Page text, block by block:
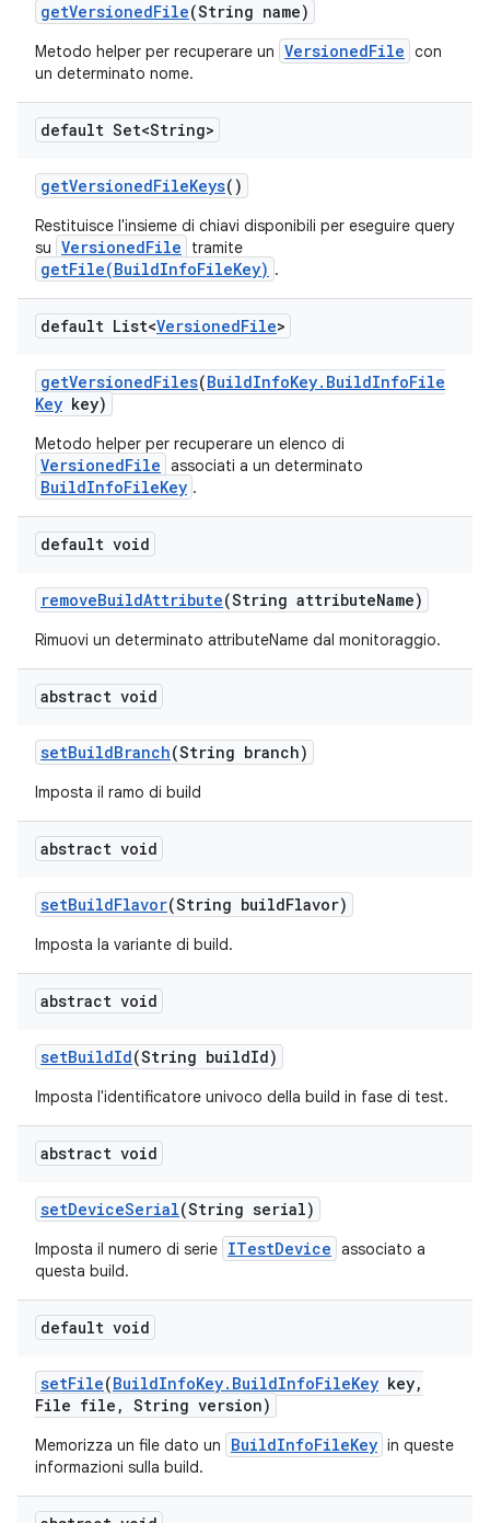
getVersionedFile(String name)
Metodo helper per recuperare un VersionedFile con
un determinato nome.
default Set<String>
getVersionedFileKeys()
Restituisce l'insieme di chiavi disponibili per eseguire query
su VersionedFile tramite
getFile(BuildInfoFileKey) .
default List<VersionedFile>
getVersionedFiles(BuildInfoKey. BuildInfoFile
Key key)
Metodo helper per recuperare un elenco di
VersionedFile associati a un determinato
BuildInfoFileKey .
default void
removeBuildAttribute(String attributeName)
Rimuovi un determinato attributeName dal monitoraggio.
abstract void
setBuildBranch(String branch)
Imposta il ramo di build
abstract void
setBuildFlavor(String buildFlavor)
Imposta la variante di build.
abstract void
setBuildId(String buildId)
Imposta l'identificatore univoco della build in fase di test.
abstract void
setDeviceSerial(String serial)
Imposta il numero di serie ITestDevice associato a
questa build.
default void
setFile(BuildInfoKey. BuildInfoFileKey key,
File file , String version)
Memorizza un file dato un BuildInfoFileKey in queste
informazioni sulla build.